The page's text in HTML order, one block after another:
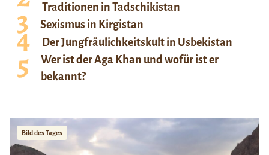
Traditionen in Tadschikistan
Sexismus in Kirgistan
Der Jungfräulichkeitskult in Usbekistan
Wer ist der Aga Khan und wofür ist er
bekannt?
Bild des Tages